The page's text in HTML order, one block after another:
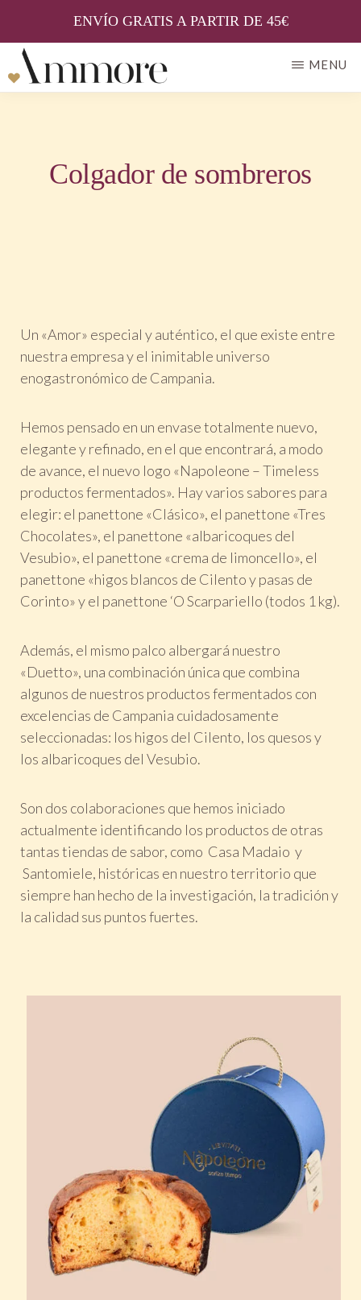
ENVÍO GRATIS A PARTIR DE 45€
Skip
to
tradizione
MENU
Colgador de sombreros
Un «Amor» especial y auténtico, el que existe entre
nuestra empresa y el inimitable universo
enogastronómico de Campania.
Hemos pensado en un envase totalmente nuevo,
elegante y refinado, en el que encontrará, a modo
de avance, el nuevo logo «Napoleone – Timeless
productos fermentados». Hay varios sabores para
elegir: el panettone «Clásico», el panettone «Tres
Chocolates», el panettone «albaricoques del
Vesubio», el panettone «crema de limoncello», el
panettone «higos blancos de Cilento y pasas de
Corinto» y el panettone ‘O Scarpariello (todos 1 kg).
Además, el mismo palco albergará nuestro
«Duetto», una combinación única que combina
algunos de nuestros productos fermentados con
excelencias de Campania cuidadosamente
seleccionadas: los higos del Cilento, los quesos y
los albaricoques del Vesubio.
Son dos colaboraciones que hemos iniciado
actualmente identificando los productos de otras
tantas tiendas de sabor, como Casa Madaio y
Santomiele, históricas en nuestro territorio que
siempre han hecho de la investigación, la tradición y
la calidad sus puntos fuertes.